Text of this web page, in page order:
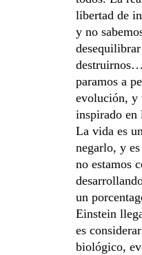
libertad de
y no
paramos a
evolución, y
inspirado en
La vida es
negarlo, y
no estamos
un
Einstein
es
biológico,